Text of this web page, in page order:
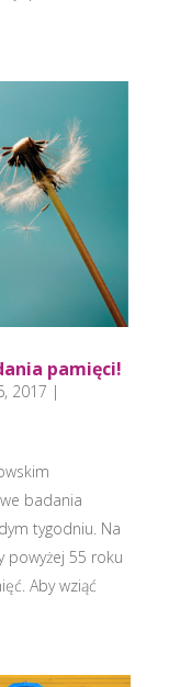
pamięci!
2017 |
badania
tygodniu. Na
powyżej 55 roku
Aby wziąć